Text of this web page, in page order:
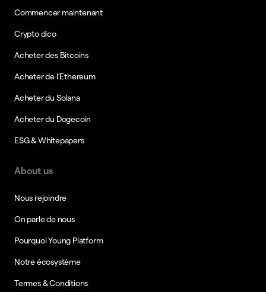
Commencer maintenant
Crypto dico
Acheter des Bitcoins
Acheter de l’Ethereum
Acheter du Solana
Acheter du Dogecoin
ESG & Whitepapers
About us
Nous rejoindre
On parle de nous
Pourquoi Young Platform
Notre écosystème
Termes & Conditions